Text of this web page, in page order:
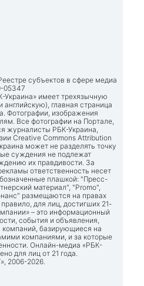
субъектов в сфере медиа
05347
имеет трехязычную
главная страница
. Фотографии, изображения
Все фотографии на Портале,
журналисты РБК-Украина,
Creative Commons Attribution
может не разделять точку
суждения не подлежат
их правдивости. За
ответственность несет
плашкой: "Пресс-
материал", "Promo",
размещаются на правах
для лиц, достигших 21-
– это информационный
события и объявления,
базирующиеся на
компаниями, и за которые
Онлайн-медиа «РБК-
для лиц от 21 года.
2006-2026.